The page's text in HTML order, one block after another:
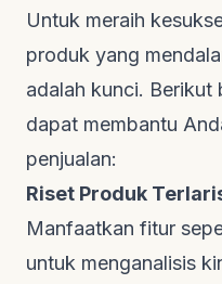
Untuk meraih
produk yang
adalah kunci. Berikut
dapat membantu
penjualan:
Riset Produk
Manfaatkan fitur
untuk menganalisis